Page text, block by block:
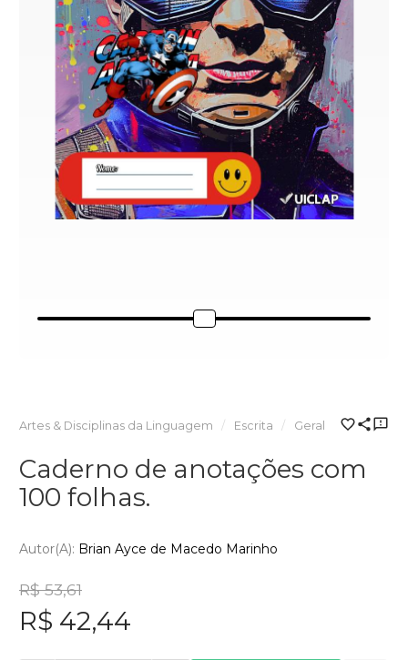
Artes & Disciplinas da Linguagem Escrita Geral
Caderno de anotações com
100 folhas.
Autor(a): Brian Ayce de Macedo Marinho
R$ 53,61
R$ 42,44